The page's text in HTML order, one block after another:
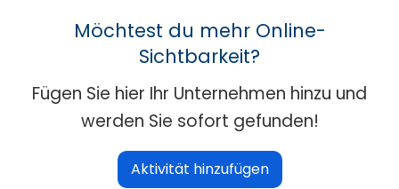
Möchtest du mehr Online-
Sichtbarkeit?
Fügen Sie hier Ihr Unternehmen hinzu und
werden Sie sofort gefunden!
Aktivität hinzufügen